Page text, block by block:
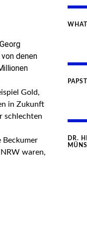
denen
Gold,
in Zukunft
schlechten
Beckumer
waren,
DR.